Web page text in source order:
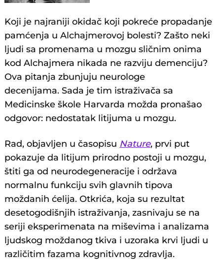
Koji je najraniji okidač koji pokreće propadanje
pamćenja u Alchajmerovoj bolesti? Zašto neki
ljudi sa promenama u mozgu sličnim onima
kod Alchajmera nikada ne razviju demenciju?
Ova pitanja zbunjuju neurologe
decenijama. Sada je tim istraživača sa
Medicinske škole Harvarda možda pronašao
odgovor: nedostatak litijuma u mozgu.
Rad, objavljen u časopisu Nature, prvi put
pokazuje da litijum prirodno postoji u mozgu,
štiti ga od neurodegeneracije i održava
normalnu funkciju svih glavnih tipova
moždanih ćelija. Otkrića, koja su rezultat
desetogodišnjih istraživanja, zasnivaju se na
seriji eksperimenata na miševima i analizama
ljudskog moždanog tkiva i uzoraka krvi ljudi u
različitim fazama kognitivnog zdravlja.